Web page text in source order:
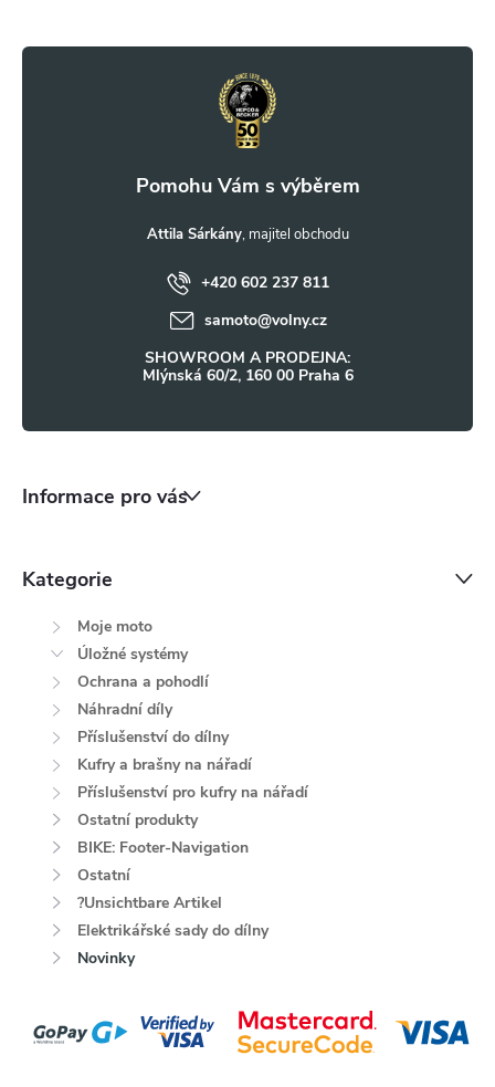
Attila Sárkány
+420 602 237 811
samoto@volny.cz
SHOWROOM A PRODEJNA:
Mlýnská 60/2, 160 00 Praha 6
Informace pro vás
Kategorie
Moje moto
Úložné systémy
Ochrana a pohodlí
Náhradní díly
Příslušenství do dílny
Kufry a brašny na nářadí
Příslušenství pro kufry na nářadí
Ostatní produkty
BIKE: Footer-Navigation
Ostatní
?Unsichtbare Artikel
Elektrikářské sady do dílny
Novinky